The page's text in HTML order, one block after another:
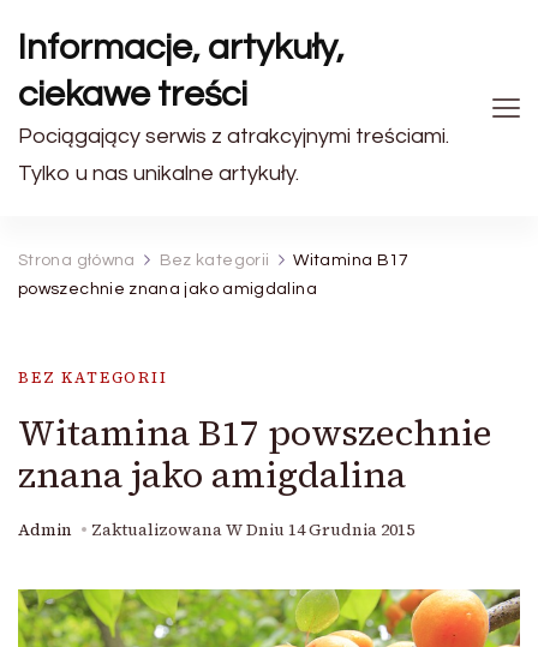
Informacje, artykuły,
ciekawe treści
Pociągający serwis z atrakcyjnymi treściami.
Tylko u nas unikalne artykuły.
Strona główna Bez kategorii
Witamina B17
powszechnie znana jako amigdalina
BEZ KATEGORII
Witamina B17 powszechnie
znana jako amigdalina
Admin Zaktualizowana W Dniu 14 Grudnia 2015